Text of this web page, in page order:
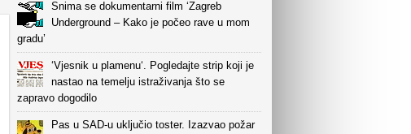
Snima se dokumentarni film ‘Zagreb
Underground – Kako je počeo rave u mom
gradu’
‘Vjesnik u plamenu‘. Pogledajte strip koji je
nastao na temelju istraživanja što se
zapravo dogodilo
Pas u SAD-u uključio toster. Izazvao požar